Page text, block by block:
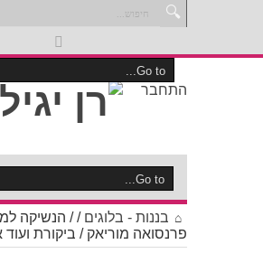
התחבר
בננות - בלוגים /
/ הנשיקה
פרנסואה מוריאק / ביקורת ועוד